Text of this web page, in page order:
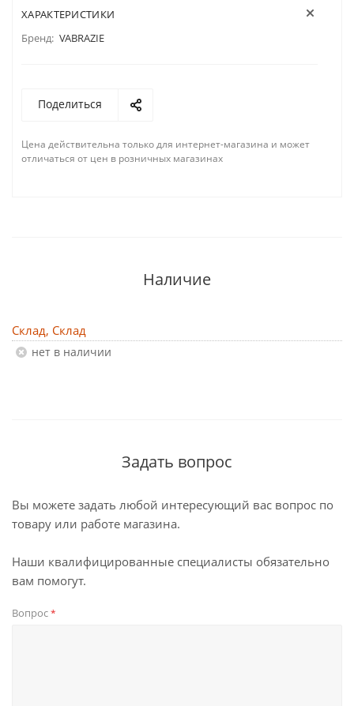
ХАРАКТЕРИСТИКИ
Бренд: VABRAZIE
Поделиться
Цена действительна только для интернет-магазина и может
отличаться от цен в розничных магазинах
Наличие
Склад, Склад
Нет в наличии
Задать вопрос
Вы можете задать любой интересующий вас вопрос по
товару или работе магазина.
Наши квалифицированные специалисты обязательно
вам помогут.
Вопрос*